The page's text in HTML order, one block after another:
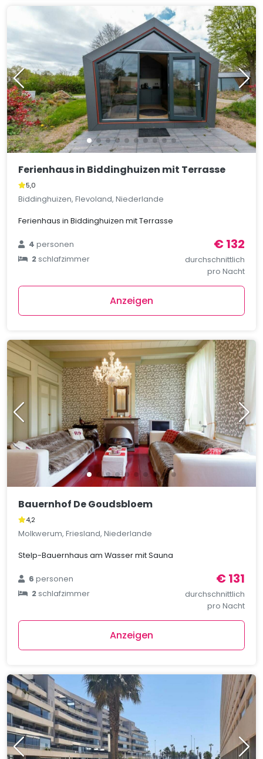
Ferienhaus in Biddinghuizen mit Terrasse
5,0
Biddinghuizen, Flevoland, Niederlande
Ferienhaus in Biddinghuizen mit Terrasse
4personen
2schlafzimmer
€ 132
durchschnittlich
pro Nacht
Anzeigen
Bauernhof De Goudsbloem
4,2
Molkwerum, Friesland, Niederlande
Stelp-Bauernhaus am Wasser mit Sauna
6personen
2schlafzimmer
€ 131
durchschnittlich
pro Nacht
Anzeigen